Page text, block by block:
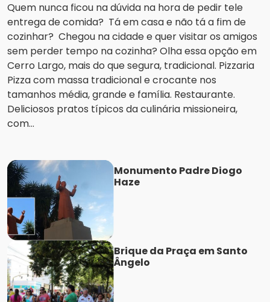
Quem nunca ficou na dúvida na hora de pedir tele
entrega de comida? Tá em casa e não tá a fim de
cozinhar? Chegou na cidade e quer visitar os amigos
sem perder tempo na cozinha? Olha essa opção em
Cerro Largo, mais do que segura, tradicional. Pizzaria
Pizza com massa tradicional e crocante nos
tamanhos média, grande e família. Restaurante.
Deliciosos pratos típicos da culinária missioneira,
com...
Monumento Padre Diogo
Haze
Brique da Praça em Santo
Ângelo